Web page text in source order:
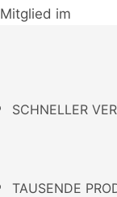
Mitglied im
SCHNELLER
TAUSENDE